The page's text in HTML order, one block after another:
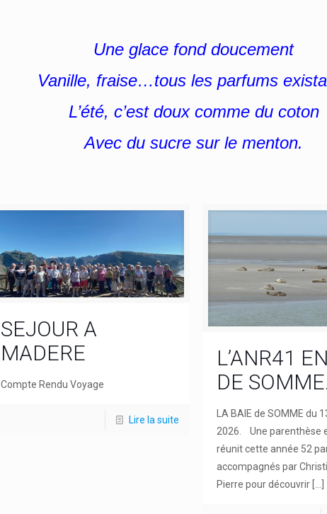
Une glace fond doucement
Vanille, fraise…tous les parfums
L’été, c’est doux comme du coton
Avec du sucre sur le menton.
SEJOUR A
MADERE
Compte Rendu Voyage
Lire la suite
L’ANR41
DE SOMME.
LA BAIE de SOMME du
2026. Une parenthèse
réunit cette année 52
accompagnés par
Pierre pour découvrir[…]